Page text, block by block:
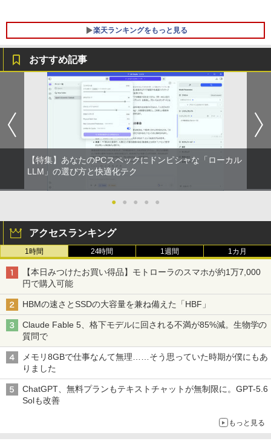
楽天ランキングをもっと見る
厳選大手メーカー 中古 パソコンモニター
液晶モニター シークレット 22インチ ワ
イド epson dell nec 富士通 acer io-dat
a 等 中古モニター 22 pcモニター 液晶デ
ィスプレイ 液晶モニタ pcモニタ ワイド
モニター 店長おまかせ メーカーおまかせ
福袋 【中古】【あす楽】
￥5,800
パネル 1920x1080 フルHD HDMI スピー
カー内蔵 中古ディスプレイ
￥6,600
3
【中古】【液晶モニター】NEC 24型ワイ
ド液晶ディスプレイ LCD-AS241F 3辺
スリムベゼル採用 24インチ ブルーライ
ト低減機能 マルチディスプレイ
￥7,480
4
【500円OFFクーポン配布中】モバイル
デュアルディスプレイ ポータブル モバイ
ルディスプレイ 高画質 液晶 IPSパネル
キングダム 80 （ヤングジャンプコミッ
クス） [ 原 泰久 ]
信じていた仲間達にダンジョン奥地で殺
ベル9999の仲間達を手に入れて元パーテ
ィーメンバーと世界に復讐＆『ざま
￥792
3
異世界居酒屋「のぶ」(22) 【電子書籍】[
￥924
4
施設基準パーフェクトブック 2026年度
会 ]
おすすめ記事
【特集】あなたのPCスペックにドンピシャな「ローカル
LLM」の選び方と快適化テク
● ● ● ● ●
アクセスランキング
1時間 24時間 1週間 1カ月
【本日みつけたお買い得品】モトローラのスマホが約1万7,000
円で購入可能
HBMの速さとSSDの大容量を兼ね備えた「HBF」
Claude Fable 5、格下モデルに回される不満が85%減。生物学の
質問で
メモリ8GBで仕事なんて無理……そう思っていた時期が僕にもあ
りました
ChatGPT、無料プランもテキストチャットが無制限に。GPT-5.6
Solも改善
もっと見る